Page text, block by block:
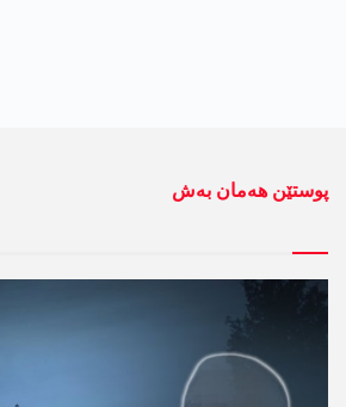
پوستێن ھەمان بەش